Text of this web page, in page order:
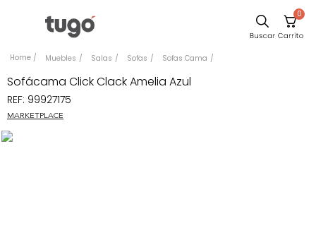
0
Muebles Salas Sofas Sofas Cama
Sofácama Click Clack Amelia Azul
REF: 99927175
MARKETPLACE
Comedor
Silla